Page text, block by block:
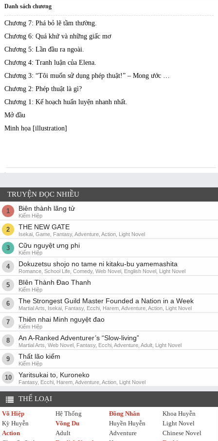
Danh sách chương
Chương 7: Phá bỏ lẽ tầm thường.
Chương 6: Quá khứ và những giấc mơ
Chương 5: Lần đầu ra ngoài.
Chương 4: Tranh luận của Elena.
Chương 2: Phép thuật là gì?
Chương 1: Kế hoạch huấn luyện nhanh nhất.
Mở đầu
Minh họa [illustration]
TRUYỆN ĐỌC NHIỀU
1 Biên thành lãng tử
Kiếm Hiệp
2 THE NEW GATE
Isekai, Game, Fantasy, Adventure, Action, Light Novel
3 Cữu nguyệt ưng phi
Kiếm Hiệp
4 Dokuzetsu shojo no tame ni kitaku-bu yamemashita
Romance, School Life, Comedy, Web Novel, English Novel, Light Novel
5 BIên Thành Đao Thanh
Kiếm Hiệp
6 The Strongest Guild Master Founded a Nation in a Week
Martial Arts, Isekai, Fantasy, Ecchi, Harem, Adventure, Action, Light Novel
7 Thiên nhai Minh nguyệt đao
Kiếm Hiệp
8 An A-Ranked Adventurer’s “Slow-living”
Martial Arts, Web Novel, Fantasy, Ecchi, Adventure, Adult, Light Novel
9 Thất lão kiếm
Kiếm Hiệp
10 Yaritsukai to, Kuroneko
Fantasy, Ecchi, Harem, Adventure, Action, Light Novel
THỂ LOẠI
Võ Hiệp Hệ Thống Đồng Nhân
Khoa Huyễn
Kỳ Huyễn
Võng Du Huyền Huyễn
Light Novel
Action
Adult Adventure
Chinese Novel